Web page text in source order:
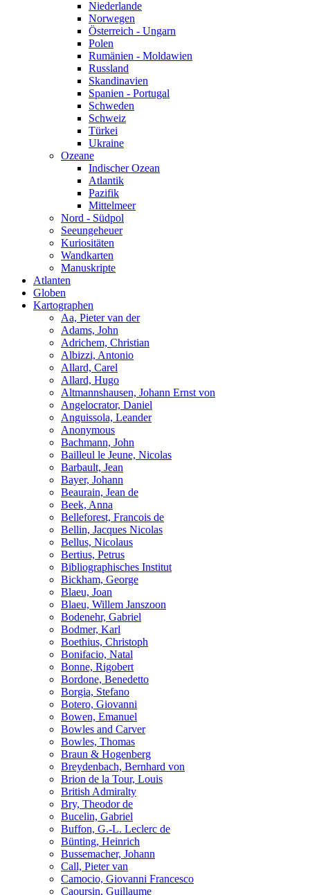
Niederlande
Norwegen
Österreich - Ungarn
Polen
Rumänien - Moldawien
Russland
Skandinavien
Spanien - Portugal
Schweden
Schweiz
Türkei
Ukraine
Ozeane
Indischer Ozean
Atlantik
Pazifik
Mittelmeer
Nord - Südpol
Seeungeheuer
Kuriositäten
Wandkarten
Manuskripte
Atlanten
Globen
Kartographen
Aa, Pieter van der
Adams, John
Adrichem, Christian
Albizzi, Antonio
Allard, Carel
Allard, Hugo
Altmannshausen, Johann Ernst von
Angelocrator, Daniel
Anguissola, Leander
Anonymous
Bachmann, John
Bailleul le Jeune, Nicolas
Barbault, Jean
Bayer, Johann
Beaurain, Jean de
Beek, Anna
Belleforest, Francois de
Bellin, Jacques Nicolas
Bellus, Nicolaus
Bertius, Petrus
Bibliographisches Institut
Bickham, George
Blaeu, Joan
Blaeu, Willem Janszoon
Bodenehr, Gabriel
Bodmer, Karl
Boethius, Christoph
Bonifacio, Natal
Bonne, Rigobert
Bordone, Benedetto
Borgia, Stefano
Botero, Giovanni
Bowen, Emanuel
Bowles and Carver
Bowles, Thomas
Braun & Hogenberg
Breydenbach, Bernhard von
Brion de la Tour, Louis
British Admiralty
Bry, Theodor de
Bucelin, Gabriel
Buffon, G.-L. Leclerc de
Bünting, Heinrich
Bussemacher, Johann
Call, Pieter van
Camocio, Giovanni Francesco
Caoursin, Guillaume